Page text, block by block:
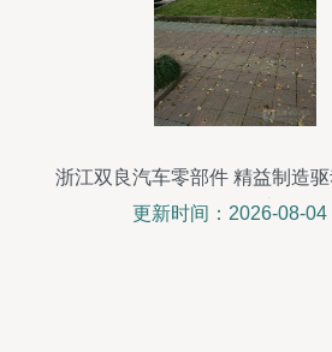
浙江双良汽车零部件 精益制造
本
更新时间：2026-08-04